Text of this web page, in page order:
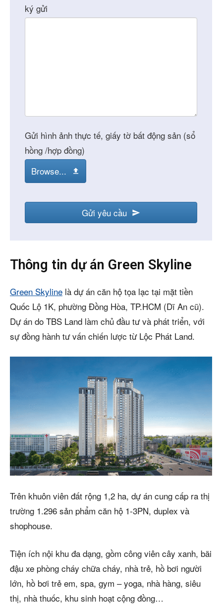
ký gửi
Gửi hình ảnh thực tế, giấy tờ bất động sản (sổ
hồng /hợp đồng)
Browse...
Gửi yêu cầu
Thông tin dự án Green Skyline
Green Skyline là dự án căn hộ tọa lạc tại mặt tiền
Quốc Lộ 1K, phường Đồng Hòa, TP.HCM (Dĩ An cũ).
Dự án do TBS Land làm chủ đầu tư và phát triển, với
sự đồng hành tư vấn chiến lược từ Lộc Phát Land.
Trên khuôn viên đất rộng 1,2 ha, dự án cung cấp ra thị
trường 1.296 sản phẩm căn hộ 1-3PN, duplex và
shophouse.
Tiện ích nội khu đa dạng, gồm công viên cây xanh, bãi
đậu xe phòng cháy chữa cháy, nhà trẻ, hồ bơi người
lớn, hồ bơi trẻ em, spa, gym – yoga, nhà hàng, siêu
thị, nhà thuốc, khu sinh hoạt cộng đồng…